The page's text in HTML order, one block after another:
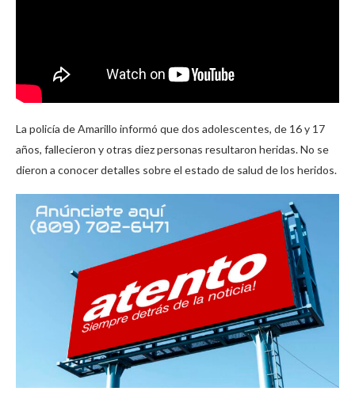
La policía de Amarillo informó que dos adolescentes, de 16 y 17
años, fallecieron y otras diez personas resultaron heridas. No se
dieron a conocer detalles sobre el estado de salud de los heridos.